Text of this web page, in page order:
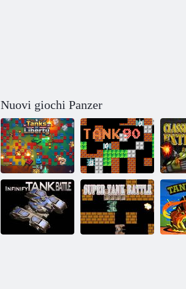
Nuovi giochi Panzer
Carri armati
della libertà
Carro armato 90
tra